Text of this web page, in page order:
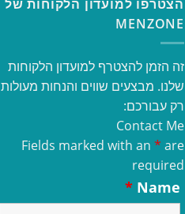
הצטרפו למועדון הלקוחות של
MENZONE
זה הזמן להצטרף למועדון הלקוחות
שלנו. מבצעים שווים והנחות מעולות
רק עבורכם:
Contact Me
Fields marked with an * are
required
Name
*